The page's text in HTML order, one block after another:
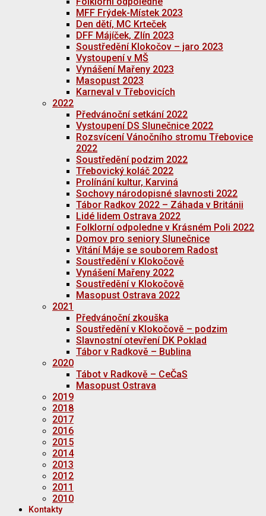
MFF Frýdek-Místek 2023
Den dětí, MC Krteček
DFF Májíček, Zlín 2023
Soustředění Klokočov – jaro 2023
Vystoupení v MŠ
Vynášení Mařeny 2023
Masopust 2023
Karneval v Třebovicích
2022
Předvánoční setkání 2022
Vystoupení DS Slunečnice 2022
Rozsvícení Vánočního stromu Třebovice
2022
Soustředění podzim 2022
Třebovický koláč 2022
Prolínání kultur, Karviná
Sochovy národopisné slavnosti 2022
Tábor Radkov 2022 – Záhada v Británii
Lidé lidem Ostrava 2022
Folklorní odpoledne v Krásném Poli 2022
Domov pro seniory Slunečnice
Vítání Máje se souborem Radost
Soustředění v Klokočově
Vynášení Mařeny 2022
Soustředění v Klokočově
Masopust Ostrava 2022
2021
Předvánoční zkouška
Soustředění v Klokočově – podzim
Slavnostní otevření DK Poklad
Tábor v Radkově – Bublina
2020
Tábot v Radkově – CeČaS
Masopust Ostrava
2019
2018
2017
2016
2015
2014
2013
2012
2011
2010
Kontakty